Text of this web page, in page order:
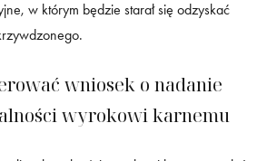
w którym będzie starał się odzyskać
wniosek o nadanie
wyrokowi karnemu